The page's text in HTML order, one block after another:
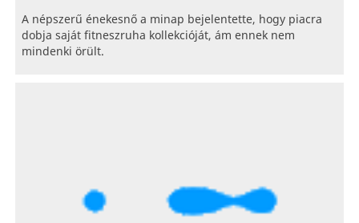
A népszerű énekesnő a minap bejelentette, hogy piacra
dobja saját fitneszruha kollekcióját, ám ennek nem
mindenki örült.